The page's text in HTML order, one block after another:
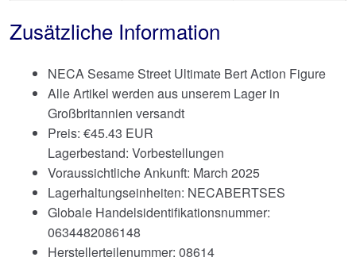
Zusätzliche Information
NECA Sesame Street Ultimate Bert Action Figure
Alle Artikel werden aus unserem Lager in
Großbritannien versandt
Preis: €45.43 EUR
Lagerbestand: Vorbestellungen
Voraussichtliche Ankunft: March 2025
Lagerhaltungseinheiten: NECABERTSES
Globale Handelsidentifikationsnummer:
0634482086148
Herstellerteilenummer: 08614